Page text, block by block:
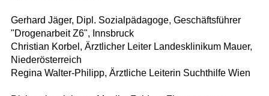
Gerhard Jäger, Dipl. Sozialpädagoge, Geschäftsführer
"Drogenarbeit Z6", Innsbruck
Christian Korbel, Ärztlicher Leiter Landesklinikum Mauer,
Niederösterreich
Regina Walter-Philipp, Ärztliche Leiterin Suchthilfe Wien